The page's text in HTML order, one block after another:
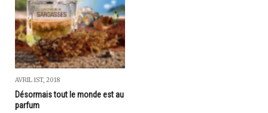
AVRIL 1ST, 2018
Désormais tout le monde est au
parfum